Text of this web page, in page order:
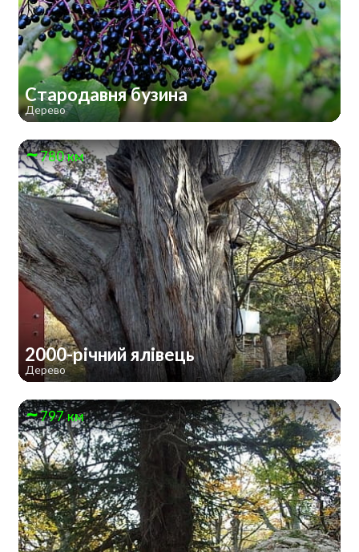
Стародавня бузина
Дерево
780 км
2000-річний ялівець
Дерево
797 км